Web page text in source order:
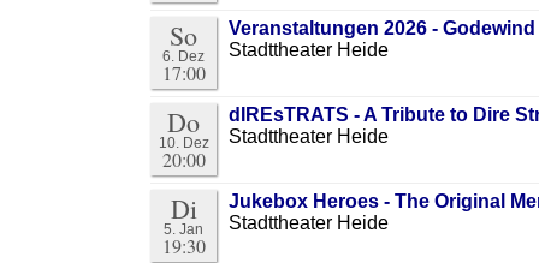
So
6. Dez
17:00
Veranstaltungen 2026 -
Stadttheater Heide
Do
10. Dez
20:00
dIREsTRATS - A Tribute to Dire
Stadttheater Heide
Di
5. Jan
19:30
Jukebox Heroes - The Original
Stadttheater Heide